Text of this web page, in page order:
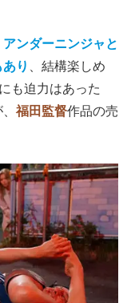
アンダーニンジャと
り 、結構楽しめ
も迫力はあった
福田監督作品の売